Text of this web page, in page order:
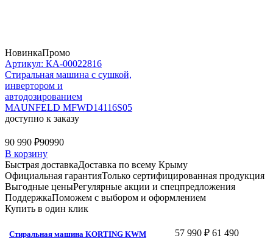
НовинкаПромо
Артикул: КА-00022816
Стиральная машина c сушкой,
инвертором и
автодозированием
MAUNFELD MFWD14116S05
доступно к заказу
90 990 ₽90990
В корзину
Быстрая доставкаДоставка по всему Крыму
Официальная гарантияТолько сертифицированная продукция
Выгодные ценыРегулярные акции и спецпредложения
ПоддержкаПоможем с выбором и оформлением
Купить в один клик
Стиральная машина KORTING KWM
57 990 ₽ 61 490